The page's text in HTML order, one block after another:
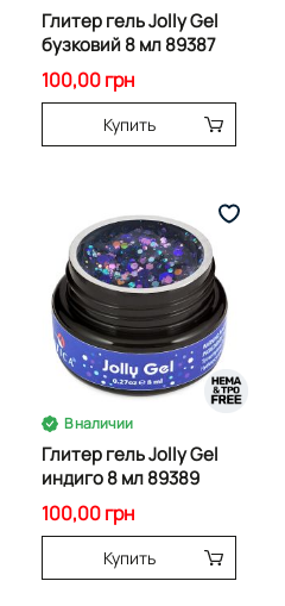
Глитер гель Jolly Gel
бузковий 8 мл 89387
100,00 грн
Купить
В наличии
Глитер гель Jolly Gel
индиго 8 мл 89389
100,00 грн
Купить